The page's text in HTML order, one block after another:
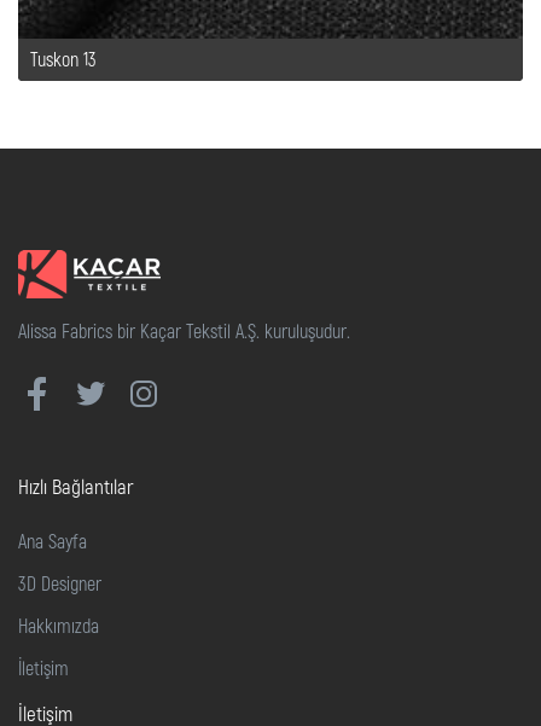
Tuskon 13
Alissa Fabrics bir Kaçar Tekstil A.Ş. kuruluşudur.
Hızlı Bağlantılar
Ana Sayfa
3D Designer
Hakkımızda
İletişim
İletişim